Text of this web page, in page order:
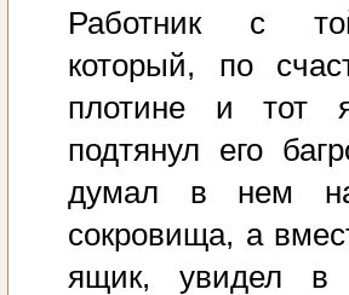
Работник с
который, по
плотине и тот
подтянул его
думал в нем
сокровища, а
ящик, увидел в